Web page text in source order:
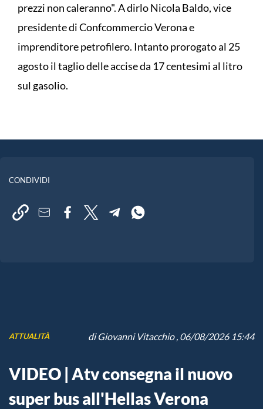
prezzi non caleranno". A dirlo Nicola Baldo, vice
presidente di Confcommercio Verona e
imprenditore petrofilero. Intanto prorogato al 25
agosto il taglio delle accise da 17 centesimi al litro
sul gasolio.
CONDIVIDI
ATTUALITÀ diGiovanni Vitacchio, 06/08/2026 15:44
VIDEO | Atv consegna il nuovo
super bus all'Hellas Verona